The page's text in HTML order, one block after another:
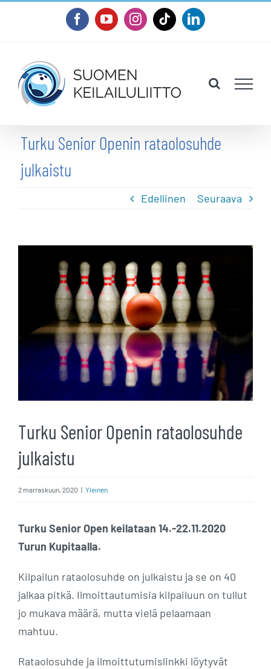
FacebookYouTubeInstagram
TiktokLinkedIn
Turku Senior Openin rataolosuhde
julkaistu
Edellinen Seuraava
isompana
Turku Senior Openin rataolosuhde
julkaistu
2 marraskuun, 2020 | Yleinen
Turku Senior Open keilataan 14.-22.11.2020
Turun Kupitaalla.
Kilpailun rataolosuhde on julkaistu ja se on 40
jalkaa pitkä. Ilmoittautumisia kilpailuun on tullut
jo mukava määrä, mutta vielä pelaamaan
mahtuu.
Rataolosuhde ja ilmoittutumislinkki löytyvät